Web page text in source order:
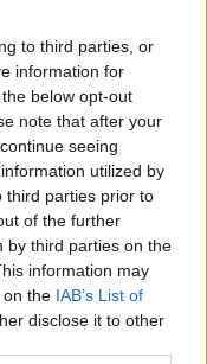
to third parties, or
information for
below opt-out
note that after your
seeing
utilized by
third parties prior to
of the further
by third parties on the
information may
on the IAB’s List of
disclose it to other
πρωί της
χαμηλότερες